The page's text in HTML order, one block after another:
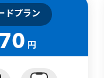
ドプラン
円